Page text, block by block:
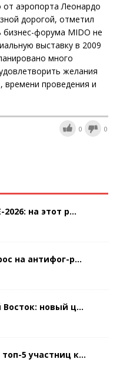
от аэропорта Леонардо
дорогой, отметил
форума MIDO не
выставку в 2009
много
желания
проведения и
0 0
на этот р...
на антифог-р...
новый ц...
5 участниц к...